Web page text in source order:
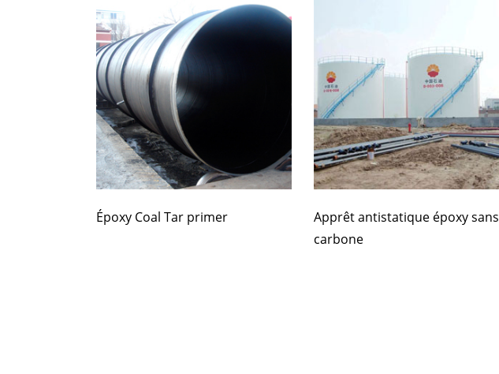
Époxy Coal Tar primer
Apprêt antistatique époxy sans
carbone